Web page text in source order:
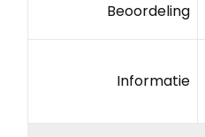
Beoordeling
Informatie